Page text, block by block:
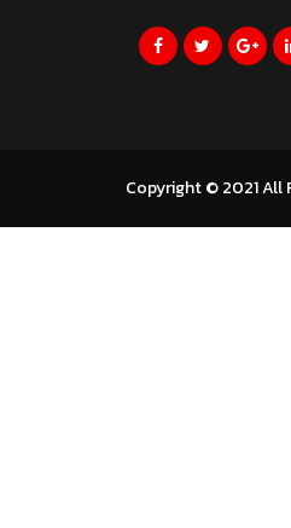
Copyright © 2021 All